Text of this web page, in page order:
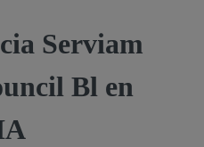
Serviam
Bl en